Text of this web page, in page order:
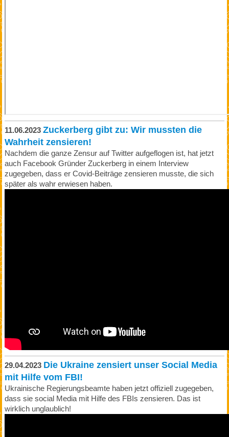
11.06.2023 Zuckerberg gibt zu: Wir mussten die
Wahrheit zensieren!
Nachdem die ganze Zensur auf Twitter aufgeflogen ist, hat jetzt
auch Facebook Gründer Zuckerberg in einem Interview
zugegeben, dass er Covid-Beiträge zensieren musste, die sich
später als wahr erwiesen haben.
29.04.2023 Die Ukraine zensiert unser Social Media
mit Hilfe vom FBI!
Ukrainische Regierungsbeamte haben jetzt offiziell zugegeben,
dass sie social Media mit Hilfe des FBIs zensieren. Das ist
wirklich unglaublich!